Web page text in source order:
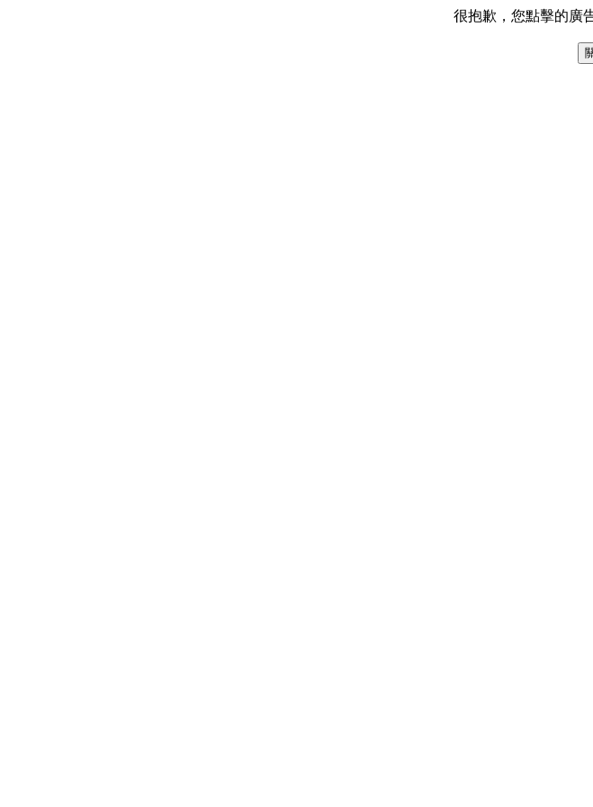
很抱歉，您點擊的廣